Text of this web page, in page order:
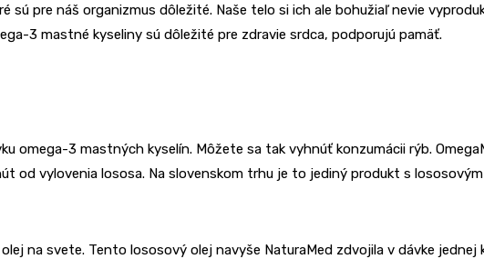
pre náš organizmus dôležité. Naše telo si ich ale bohužiaľ nevie
3 mastné kyseliny sú dôležité pre zdravie srdca, podporujú pamäť.
omega-3 mastných kyselín. Môžete sa tak vyhnúť konzumácii rýb.
od vylovenia lososa. Na slovenskom trhu je to jediný produkt s
na svete. Tento lososový olej navyše NaturaMed zdvojila v dávke jednej